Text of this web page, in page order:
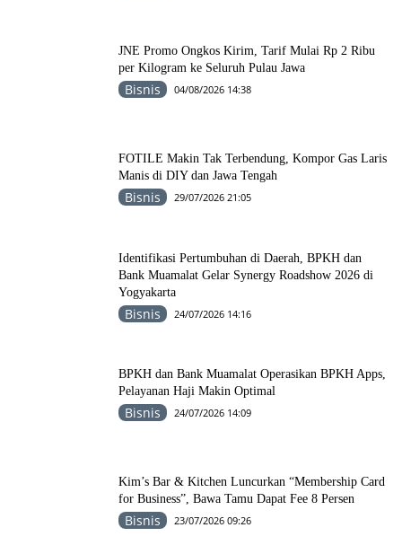
JNE Promo Ongkos Kirim, Tarif Mulai Rp 2 Ribu
per Kilogram ke Seluruh Pulau Jawa
Bisnis 04/08/2026 14:38
FOTILE Makin Tak Terbendung, Kompor Gas Laris
Manis di DIY dan Jawa Tengah
Bisnis 29/07/2026 21:05
Identifikasi Pertumbuhan di Daerah, BPKH dan
Bank Muamalat Gelar Synergy Roadshow 2026 di
Yogyakarta
Bisnis 24/07/2026 14:16
BPKH dan Bank Muamalat Operasikan BPKH Apps,
Pelayanan Haji Makin Optimal
Bisnis 24/07/2026 14:09
Kim’s Bar & Kitchen Luncurkan “Membership Card
for Business”, Bawa Tamu Dapat Fee 8 Persen
Bisnis 23/07/2026 09:26